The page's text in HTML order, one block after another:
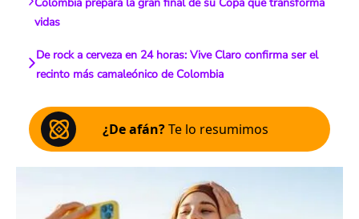
vidas
De rock a cerveza en 24 horas: Vive Claro confirma ser el
recinto más camaleónico de Colombia
¿De afán?Te lo resumimos